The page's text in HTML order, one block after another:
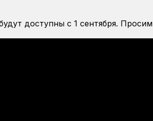
доступны с 1 сентября. Просим